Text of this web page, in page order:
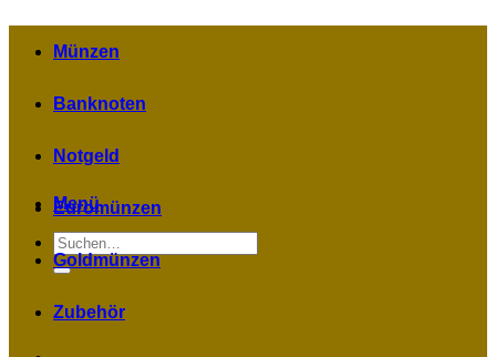
Menü
Suchen
nach:
Münzen
Banknoten
Notgeld
Euromünzen
Goldmünzen
Zubehör